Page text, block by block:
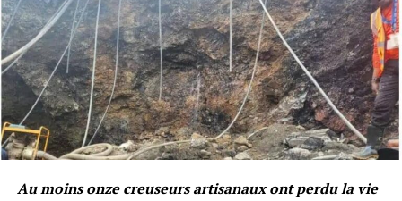
Au moins onze creuseurs artisanaux ont perdu la vie